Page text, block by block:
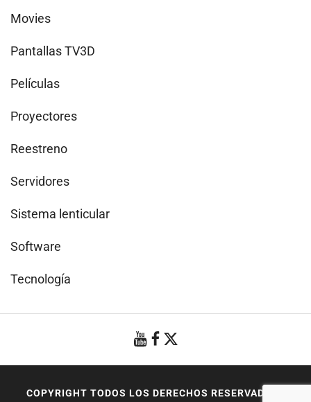
Movies
Pantallas TV3D
Películas
Proyectores
Reestreno
Servidores
Sistema lenticular
Software
Tecnología
COPYRIGHT TODOS LOS DERECHOS RESERVADOS